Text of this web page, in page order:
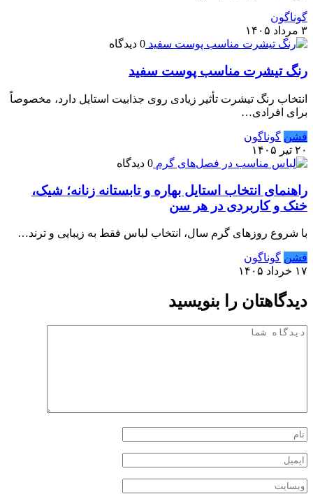
گوناگون
۳ مرداد ۱۴۰۵
0 دیدگاه
رنگ تیشرت مناسب پوست سفید
انتخاب رنگ تیشرت تأثیر زیادی روی جذابیت استایل دارد، مخصوصاً
برای افرادی…
فشن گوناگون
۲۰ تیر ۱۴۰۵
0 دیدگاه
راهنمای انتخاب استایل بهاره و تابستانه زنانه؛ شیک،
خنک و کاربردی در هر سن
با شروع روزهای گرم سال، انتخاب لباس فقط به زیبایی و ترند…
فشن گوناگون
۱۷ خرداد ۱۴۰۵
دیدگاهتان را بنویسید